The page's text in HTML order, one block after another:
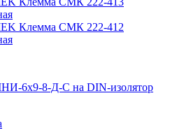
Клемма СМК 222-412
6х9-8-Д-С на DIN-изолятор